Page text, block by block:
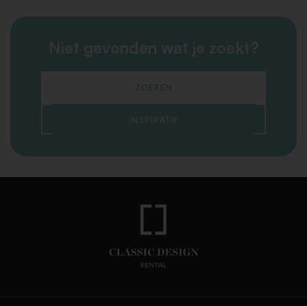
Niet gevonden wat je zoekt?
ZOEKEN
INSPIRATIE